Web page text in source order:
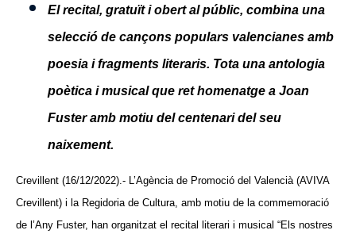
El recital, gratuït i obert al públic, combina una
selecció de cançons populars valencianes amb
poesia i fragments literaris. Tota una antologia
poètica i musical que ret homenatge a Joan
Fuster amb motiu del centenari del seu
naixement.
Crevillent (16/12/2022).- L’Agència de Promoció del Valencià (AVIVA
Crevillent) i la Regidoria de Cultura, amb motiu de la commemoració
de l’Any Fuster, han organitzat el recital literari i musical “Els nostres